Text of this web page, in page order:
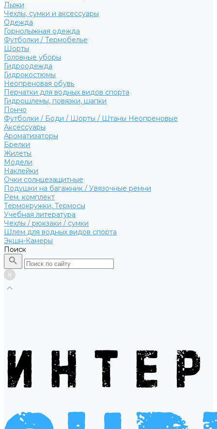
Лыжи
Чехлы, сумки и аксессуары
Одежда
Горнолыжная одежда
Футболки / Термобелье
Шорты
Головные уборы
Гидроодежда
Гидрокостюмы
Неопреновая обувь
Перчатки для водных видов спорта
Гидрошлемы, повязки, шапки
Пончо
Футболки / Боди / Шорты / Штаны Неопреновые
Аксессуары
Ароматизаторы
Брелки
Жилеты
Модели
Наклейки
Очки солнцезащитные
Подушки на багажник / Увязочные ремни
Рем. комплект
Термокружки, Термосы
Учебная литература
Чехлы / рюкзаки / сумки
Шлем для водных видов спорта
Экшн-Камеры
Поиск